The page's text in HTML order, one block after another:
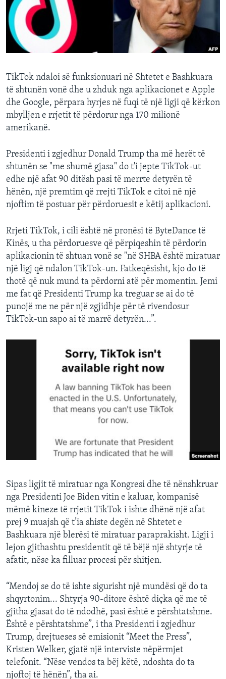
INTERVISTA
DITARI
TikTok ndaloi së funksionuari në Shtetet e Bashkuara
të shtunën vonë dhe u zhduk nga aplikacionet e Apple
dhe Google, përpara hyrjes në fuqi të një ligji që kërkon
mbylljen e rrjetit të përdorur nga 170 milionë
amerikanë.
Presidenti i zgjedhur Donald Trump tha më herët të
shtunën se "me shumë gjasa" do t'i jepte TikTok-ut
edhe një afat 90 ditësh pasi të merrte detyrën të
hënën, një premtim që rrejti TikTok e citoi në një
njoftim të postuar për përdoruesit e këtij aplikacioni.
Rrjeti TikTok, i cili është në pronësi të ByteDance të
Kinës, u tha përdoruesve që përpiqeshin të përdorin
aplikacionin të shtuan vonë se "në SHBA është miratuar
një ligj që ndalon TikTok-un. Fatkeqësisht, kjo do të
thotë që nuk mund ta përdorni atë për momentin. Jemi
me fat që Presidenti Trump ka treguar se ai do të
punojë me ne për një zgjidhje për të rivendosur
TikTok-un sapo ai të marrë detyrën...”.
Sipas ligjit të miratuar nga Kongresi dhe të nënshkruar
nga Presidenti Joe Biden vitin e kaluar, kompanisë
mëmë kineze të rrjetit TikTok i ishte dhënë një afat
prej 9 muajsh që t’ia shiste degën në Shtetet e
Bashkuara një blerësi të miratuar paraprakisht. Ligji i
lejon gjithashtu presidentit që të bëjë një shtyrje të
afatit, nëse ka filluar procesi për shitjen.
“Mendoj se do të ishte sigurisht një mundësi që do ta
shqyrtonim... Shtyrja 90-ditore është diçka që me të
gjitha gjasat do të ndodhë, pasi është e përshtatshme.
Është e përshtatshme”, i tha Presidenti i zgjedhur
Trump, drejtueses së emisionit “Meet the Press”,
Kristen Welker, gjatë një interviste nëpërmjet
telefonit. “Nëse vendos ta bëj këtë, ndoshta do ta
njoftoj të hënën”, tha ai.